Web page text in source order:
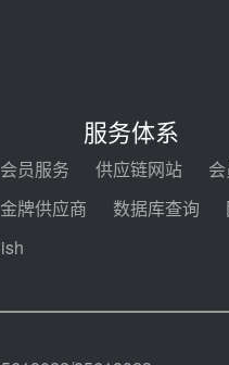
电机组灵活性改造
采购合同
迪尔化工预中标
2026-2029年熔盐介
100MW光热项目
服务体系
会员服务 供应链网站
金牌供应商 数据库查询